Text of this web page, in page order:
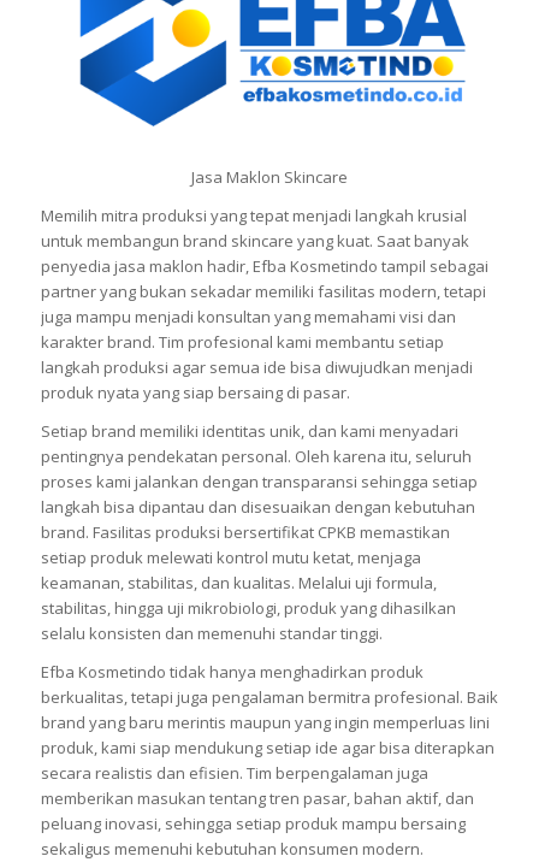
Jasa Maklon Skincare
Memilih mitra produksi yang tepat menjadi langkah krusial
untuk membangun brand skincare yang kuat. Saat banyak
penyedia jasa maklon hadir, Efba Kosmetindo tampil sebagai
partner yang bukan sekadar memiliki fasilitas modern, tetapi
juga mampu menjadi konsultan yang memahami visi dan
karakter brand. Tim profesional kami membantu setiap
langkah produksi agar semua ide bisa diwujudkan menjadi
produk nyata yang siap bersaing di pasar.
Setiap brand memiliki identitas unik, dan kami menyadari
pentingnya pendekatan personal. Oleh karena itu, seluruh
proses kami jalankan dengan transparansi sehingga setiap
langkah bisa dipantau dan disesuaikan dengan kebutuhan
brand. Fasilitas produksi bersertifikat CPKB memastikan
setiap produk melewati kontrol mutu ketat, menjaga
keamanan, stabilitas, dan kualitas. Melalui uji formula,
stabilitas, hingga uji mikrobiologi, produk yang dihasilkan
selalu konsisten dan memenuhi standar tinggi.
Efba Kosmetindo tidak hanya menghadirkan produk
berkualitas, tetapi juga pengalaman bermitra profesional. Baik
brand yang baru merintis maupun yang ingin memperluas lini
produk, kami siap mendukung setiap ide agar bisa diterapkan
secara realistis dan efisien. Tim berpengalaman juga
memberikan masukan tentang tren pasar, bahan aktif, dan
peluang inovasi, sehingga setiap produk mampu bersaing
sekaligus memenuhi kebutuhan konsumen modern.